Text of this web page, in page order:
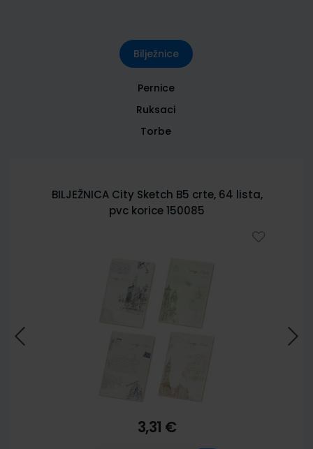
Bilježnice
Pernice
Ruksaci
Torbe
BILJEŽNICA City Sketch B5 crte, 64 lista,
pvc korice 150085
3,31 €